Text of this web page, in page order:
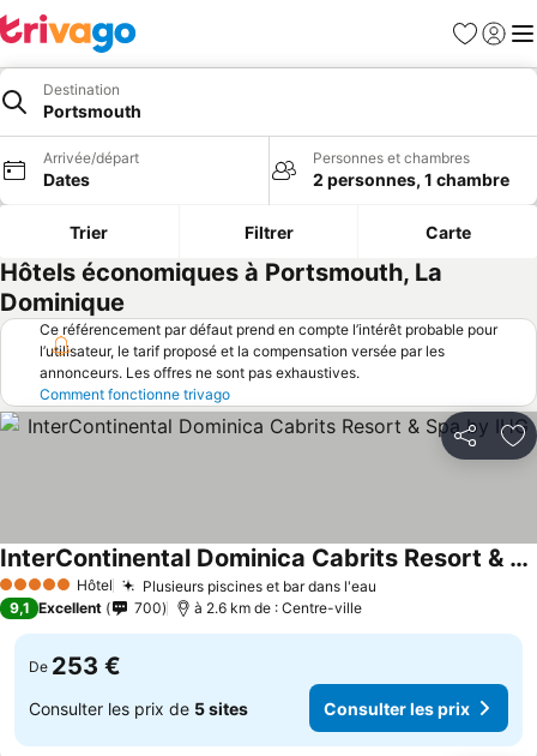
Favoris
Se
Destination
Portsmouth
Arrivée/départ
Dates
Personnes et chambres
2 personnes, 1 chambre
Trier Filtrer Carte
Hôtels économiques à Portsmouth, La
Dominique
Ce référencement par défaut prend en compte l’intérêt probable pour
l’utilisateur, le tarif proposé et la compensation versée par les
annonceurs. Les offres ne sont pas exhaustives.
Comment fonctionne trivago
Partager
5 Étoiles Hôtel Plusieurs piscines et bar dans l'eau
InterContinental Dominica Cabrits Resort & Spa by IHG
9,1 Excellent 700 à 2.6 km de : Centre-ville
De 253 €
Consulter les prix de 5 sites Consulter les prix